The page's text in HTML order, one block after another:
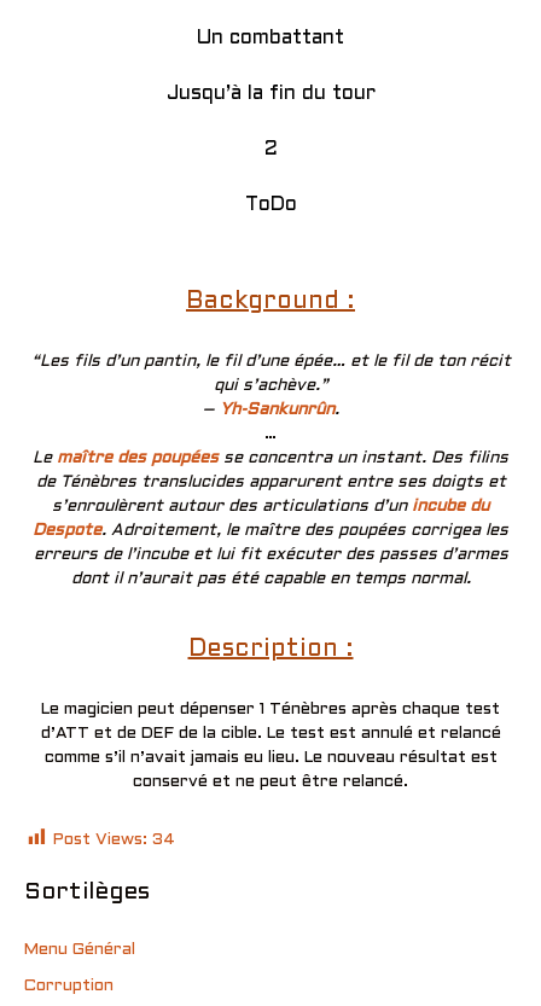
Un combattant
Jusqu’à la fin du tour
2
ToDo
Background :
“Les fils d’un pantin, le fil d’une épée… et le fil de ton récit
qui s’achève.”
– Yh-Sankunrûn.
…
Le maître des poupéesse concentra un instant. Des filins
de Ténèbres translucides apparurent entre ses doigts et
s’enroulèrent autour des articulations d’un incube du
Despote. Adroitement, le maître des poupées corrigea les
erreurs de l’incube et lui fit exécuter des passes d’armes
dont il n’aurait pas été capable en temps normal.
Description :
Le magicien peut dépenser 1 Ténèbres après chaque test
d’ATT et de DEF de la cible. Le test est annulé et relancé
comme s’il n’avait jamais eu lieu. Le nouveau résultat est
conservé et ne peut être relancé.
Post Views: 34
Sortilèges
Menu Général
Corruption